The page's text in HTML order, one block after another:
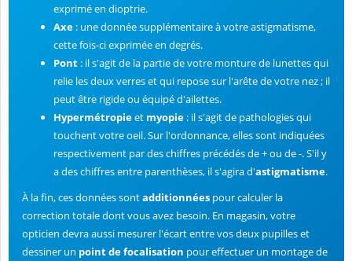
exprimé en dioptrie.
Axe : une donnée supplémentaire à votre astigmatisme,
cette fois-ci exprimée en degrés.
Pont : il s'agit de la partie de votre monture de lunettes qui
relie les deux verres et qui repose sur l'arête de votre nez ; il
peut être rigide ou équipé d'ailettes.
Hypermétropieet myopie : il s'agit de pathologies qui
touchent votre oeil. Sur l'ordonnance, elles sont indiquées
respectivement par des chiffres précédés de + ou de -. S'il y
a des chiffres entre parenthèses, il s'agira d'astigmatisme.
À la fin, ces données sontadditionnées pour calculer la
correction totale dont vous avez besoin. En magasin, votre
opticien devra aussi mesurer l'écart entre vos deux pupilles et
dessiner un point de focalisation pour effectuer un montage de